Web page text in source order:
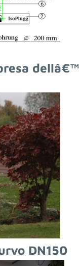
DN150